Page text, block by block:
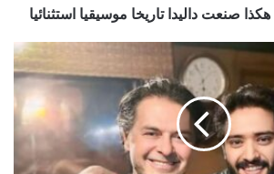
صنعت داليدا تاريخا موسيقيا استثنائيا